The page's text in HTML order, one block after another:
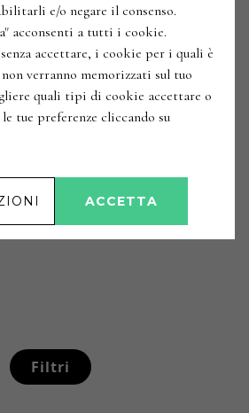
Filtri
e/o negare il consenso.
acconsenti a tutti i cookie.
accettare, i cookie per i quali è
verranno memorizzati sul tuo
quali tipi di cookie accettare o
tue preferenze cliccando su
ACCETTA